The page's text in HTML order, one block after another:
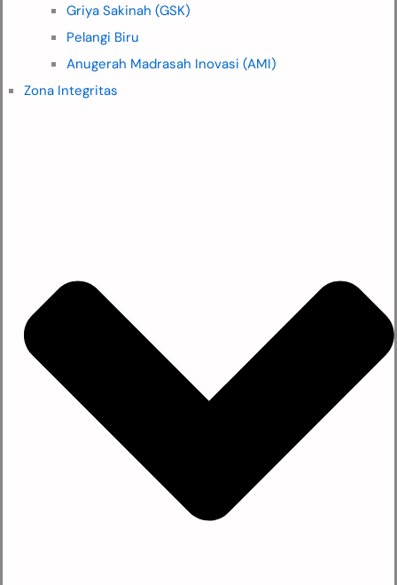
Griya Sakinah (GSK)
Pelangi Biru
Anugerah Madrasah Inovasi (AMI)
Zona Integritas